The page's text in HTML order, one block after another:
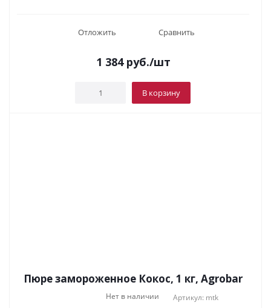
Отложить Сравнить
1 384руб./шт
В корзину
Пюре замороженное Кокос, 1 кг, Agrobar
Нет в наличии Артикул: mtk